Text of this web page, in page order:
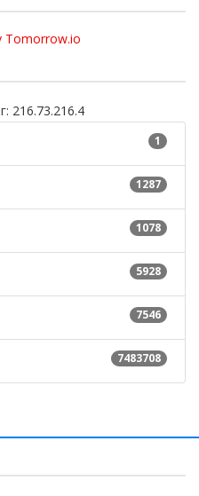
216.73.216.4
1
1287
1078
5928
7546
7483708